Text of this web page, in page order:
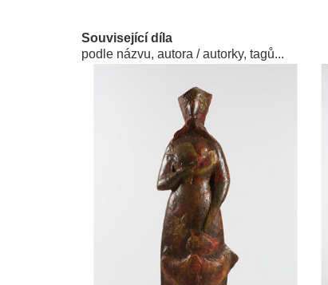
Související díla
podle názvu, autora / autorky, tagů...